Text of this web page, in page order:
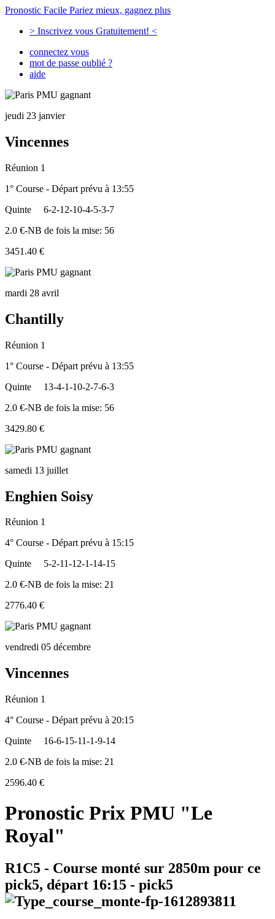
Pronostic Facile Pariez mieux, gagnez plus
> Inscrivez vous Gratuitement! <
connectez vous
mot de passe oublié ?
aide
jeudi 23 janvier
Vincennes
Réunion 1
1° Course - Départ prévu à 13:55
Quinte
6-2-12-10-4-5-3-7
2.0 €-NB de fois la mise: 56
3451.40 €
mardi 28 avril
Chantilly
Réunion 1
1° Course - Départ prévu à 13:55
Quinte
13-4-1-10-2-7-6-3
2.0 €-NB de fois la mise: 56
3429.80 €
samedi 13 juillet
Enghien Soisy
Réunion 1
4° Course - Départ prévu à 15:15
Quinte
5-2-11-12-1-14-15
2.0 €-NB de fois la mise: 21
2776.40 €
vendredi 05 décembre
Vincennes
Réunion 1
4° Course - Départ prévu à 20:15
Quinte
16-6-15-11-1-9-14
2.0 €-NB de fois la mise: 21
2596.40 €
Pronostic Prix PMU "Le
Royal"
R1C5 - Course monté sur 2850m pour ce
pick5, départ 16:15 - pick5